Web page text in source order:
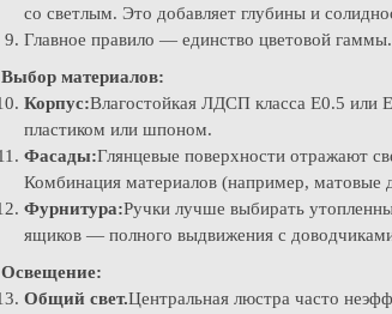
со светлым. Это добавляет глубины и
Главное правило — единство цветовой
Выбор материалов:
Корпус:Влагостойкая ЛДСП класса Е0.5 или
пластиком или шпоном.
Фасады:Глянцевые поверхности отражают
Комбинация материалов (например, матовые
Фурнитура:Ручки лучше выбирать
ящиков — полного выдвижения с
Освещение:
Общий свет.Центральная люстра часто